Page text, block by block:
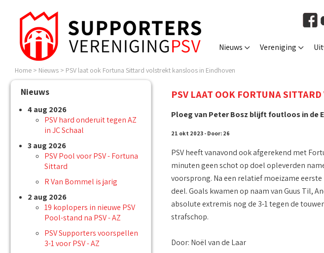
Nieuws Vereniging
Home > Nieuws > PSV laat ook Fortuna Sittard volstrekt kansloos in Eindhoven
Nieuws
4 aug 2026
PSV hard onderuit tegen AZ
in JC Schaal
3 aug 2026
PSV Pool voor PSV - Fortuna
Sittard
R Van Bommel is jarig
2 aug 2026
19 koplopers in nieuwe PSV
Pool-stand na PSV - AZ
PSV Supporters voorspellen
3-1 voor PSV - AZ
PSV LAAT OOK FORTUNA
Ploeg van Peter Bosz blijft foutloos in de
21 okt 2023 - Door: 26
PSV heeft vanavond ook afgerekend met
minuten geen schot op doel opleverden
voorsprong. Na een relatief moeizame
deel. Goals kwamen op naam van Guus Til,
absolute extremis nog de 3-1 tegen de
strafschop.
Door: Noël van de Laar